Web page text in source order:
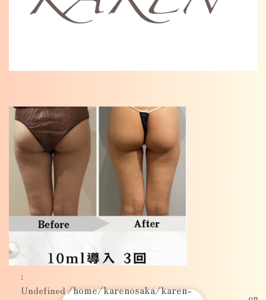
:
Undefined/home/karenosaka/karen-
on